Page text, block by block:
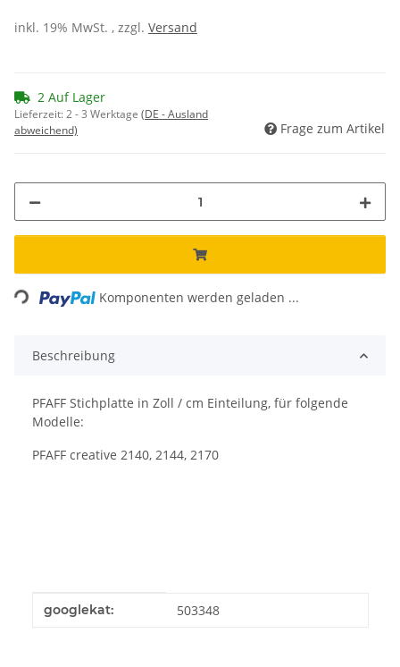
inkl. 19% MwSt. , zzgl. Versand
2 Auf Lager
Lieferzeit:2 - 3 Werktage (DE - Ausland
abweichend)
Frage zum Artikel
Komponenten werden geladen ...
Beschreibung
PFAFF Stichplatte in Zoll / cm Einteilung, für folgende
Modelle:
PFAFF creative 2140, 2144, 2170
Produkteigenschaft
Wert
googlekat: 503348